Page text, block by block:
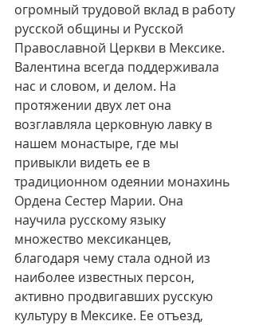
огромный трудовой вклад в работу
русской общины и Русской
Православной Церкви в Мексике.
Валентина всегда поддерживала
нас и словом, и делом. На
протяжении двух лет она
возглавляла церковную лавку в
нашем монастыре, где мы
привыкли видеть ее в
традиционном одеянии монахинь
Ордена Сестер Марии. Она
научила русскому языку
множество мексиканцев,
благодаря чему стала одной из
наиболее известных персон,
активно продвигавших русскую
культуру в Мексике. Ее отъезд,